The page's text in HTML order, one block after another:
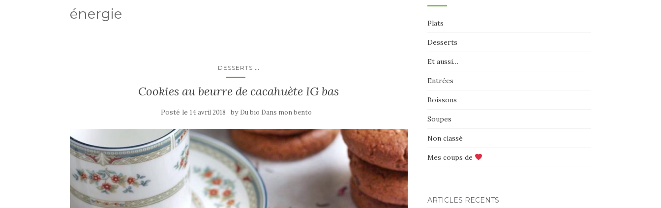
énergie
DESSERTS ...
Cookies au beurre de cacahuète IG bas
Posté le 14 avril 2018 by Du bio Dans mon bento
Plats
Desserts
Et aussi…
Entrées
Boissons
Soupes
Non classé
Mes coups de
ARTICLES RÉCENTS